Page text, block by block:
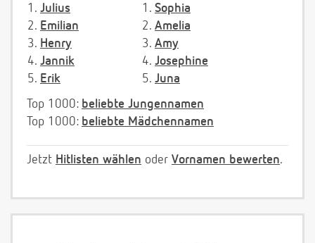
1. Julius
2. Emilian
3. Henry
4. Jannik
5. Erik
1. Sophia
2. Amelia
3. Amy
4. Josephine
5. Juna
Top 1000: beliebte Jungennamen
Top 1000: beliebte Mädchennamen
Jetzt Hitlisten wählen oder Vornamen bewerten.